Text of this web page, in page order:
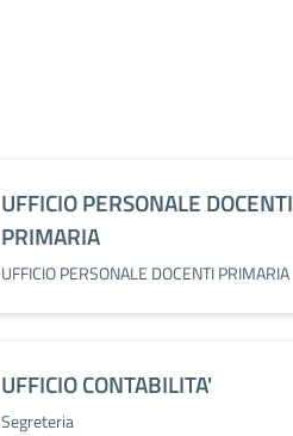
UFFICIO PERSONALE DOCENTI
PRIMARIA
UFFICIO PERSONALE DOCENTI PRIMARIA
UFFICIO CONTABILITA'
Segreteria